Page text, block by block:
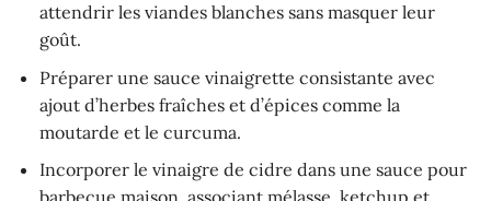
attendrir les viandes blanches sans masquer leur
goût.
Préparer une sauce vinaigrette consistante avec
ajout d’herbes fraîches et d’épices comme la
moutarde et le curcuma.
Incorporer le vinaigre de cidre dans une sauce pour